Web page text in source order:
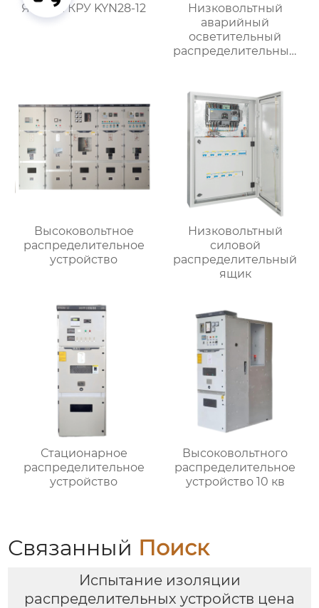
Ячейка КРУ KYN28-12
Низковольтный
аварийный
осветительный
распределительный
Высоковольтное
распределительное
устройство
Низковольтный
силовой
распределительный
ящик
Стационарное
распределительное
устройство
Высоковольтного
распределительное
устройство 10 кв
Связанный Поиск
Испытание изоляции
распределительных устройств цена